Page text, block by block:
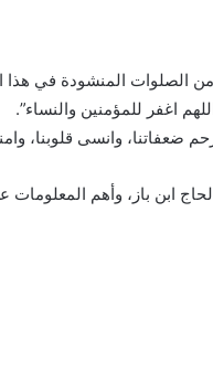
الصلوات المنشودة في هذا
اغفر للمؤمنين والنساء”.
ضعفاتنا، وانسى قلوبنا،
ابن باز، وأهم